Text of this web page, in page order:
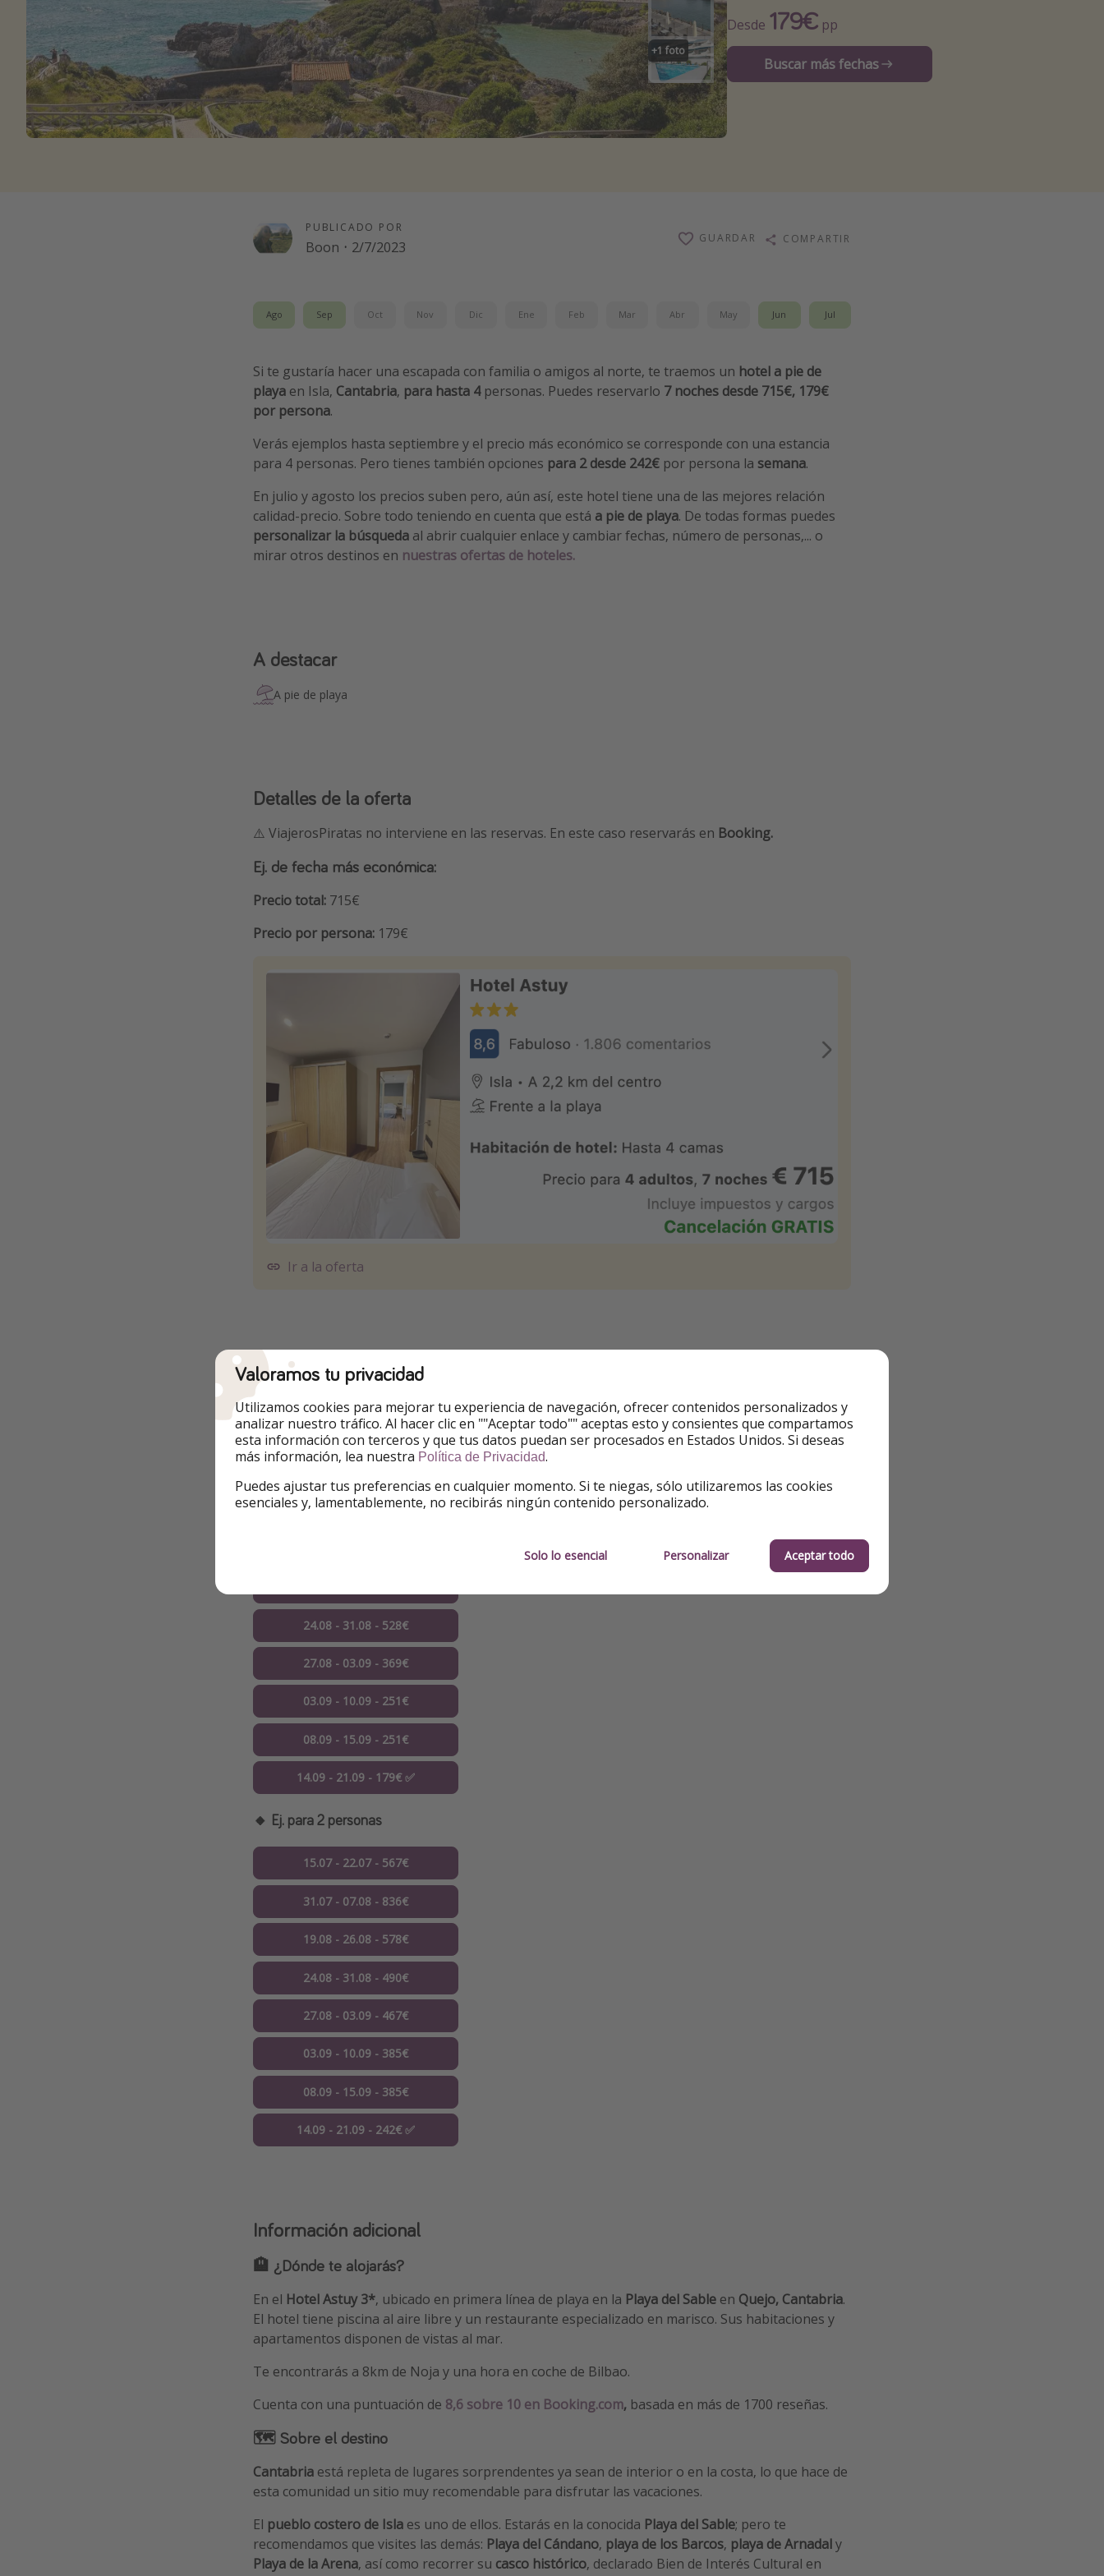
+1 foto
Desde 179€ pp
Buscar más fechas
PUBLICADO POR
Boon · 2/7/2023
GUARDAR COMPARTIR
Ago Sep Oct Nov Dic Ene Feb Mar Abr May Jun Jul
Si te gustaría hacer una escapada con familia o amigos al norte, te traemos un hotel a pie de
playa en Isla, Cantabria, para hasta 4personas. Puedes reservarlo 7 noches desde 715€, 179€
por persona.
Verás ejemplos hasta septiembre y el precio más económico se corresponde con una estancia
para 4 personas. Pero tienes también opciones para 2 desde 242€ por persona la semana.
En julio y agosto los precios suben pero, aún así, este hotel tiene una de las mejores relación
calidad-precio. Sobre todo teniendo en cuenta que está a pie de playa. De todas formas puedes
personalizar la búsqueda al abrir cualquier enlace y cambiar fechas, número de personas,... o
mirar otros destinos en nuestras ofertas de hoteles.
A destacar
A pie de playa
Detalles de la oferta
⚠️ ViajerosPiratas no interviene en las reservas. En este caso reservarás en Booking.
Ej. de fecha más económica:
Precio total: 715€
Precio por persona: 179€
Ir a la oferta
Otras opciones
✅Lasfechassonejemplos. Puedescambiarlas.
✅Elprecioes porpersona.
🔸Ej. para 4 personas
24.08 - 31.08 - 528€
27.08 - 03.09 - 369€
03.09 - 10.09 - 251€
08.09 - 15.09 - 251€
14.09 - 21.09 - 179€ ✅
🔸 Ej. para 2 personas
15.07 - 22.07 - 567€
31.07 - 07.08 - 836€
19.08 - 26.08 - 578€
24.08 - 31.08 - 490€
27.08 - 03.09 - 467€
03.09 - 10.09 - 385€
08.09 - 15.09 - 385€
14.09 - 21.09 - 242€ ✅
Información adicional
🏨 ¿Dónde te alojarás?
En el Hotel Astuy 3*, ubicado en primera línea de playa en la Playa del Sable en Quejo, Cantabria.
El hotel tiene piscina al aire libre y un restaurante especializado en marisco. Sus habitaciones y
apartamentos disponen de vistas al mar.
Te encontrarás a 8km de Noja y una hora en coche de Bilbao.
Cuenta con una puntuación de 8,6 sobre 10 en Booking.com, basada en más de 1700 reseñas.
🗺 Sobre el destino
Cantabria está repleta de lugares sorprendentes ya sean de interior o en la costa, lo que hace de
esta comunidad un sitio muy recomendable para disfrutar las vacaciones.
El pueblo costero de Isla es uno de ellos. Estarás en la conocida Playa del Sable; pero te
recomendamos que visites las demás: Playa del Cándano, playa de los Barcos, playa de Arnadaly
Playa de la Arena, así como recorrer su casco histórico, declarado Bien de Interés Cultural en
Valoramos tu privacidad
Utilizamos cookies para mejorar tu experiencia de navegación, ofrecer contenidos personalizados y
analizar nuestro tráfico. Al hacer clic en ""Aceptar todo"" aceptas esto y consientes que compartamos
esta información con terceros y que tus datos puedan ser procesados en Estados Unidos. Si deseas
más información, lea nuestra Política de Privacidad.
Puedes ajustar tus preferencias en cualquier momento. Si te niegas, sólo utilizaremos las cookies
esenciales y, lamentablemente, no recibirás ningún contenido personalizado.
Solo lo esencial Personalizar Aceptar todo